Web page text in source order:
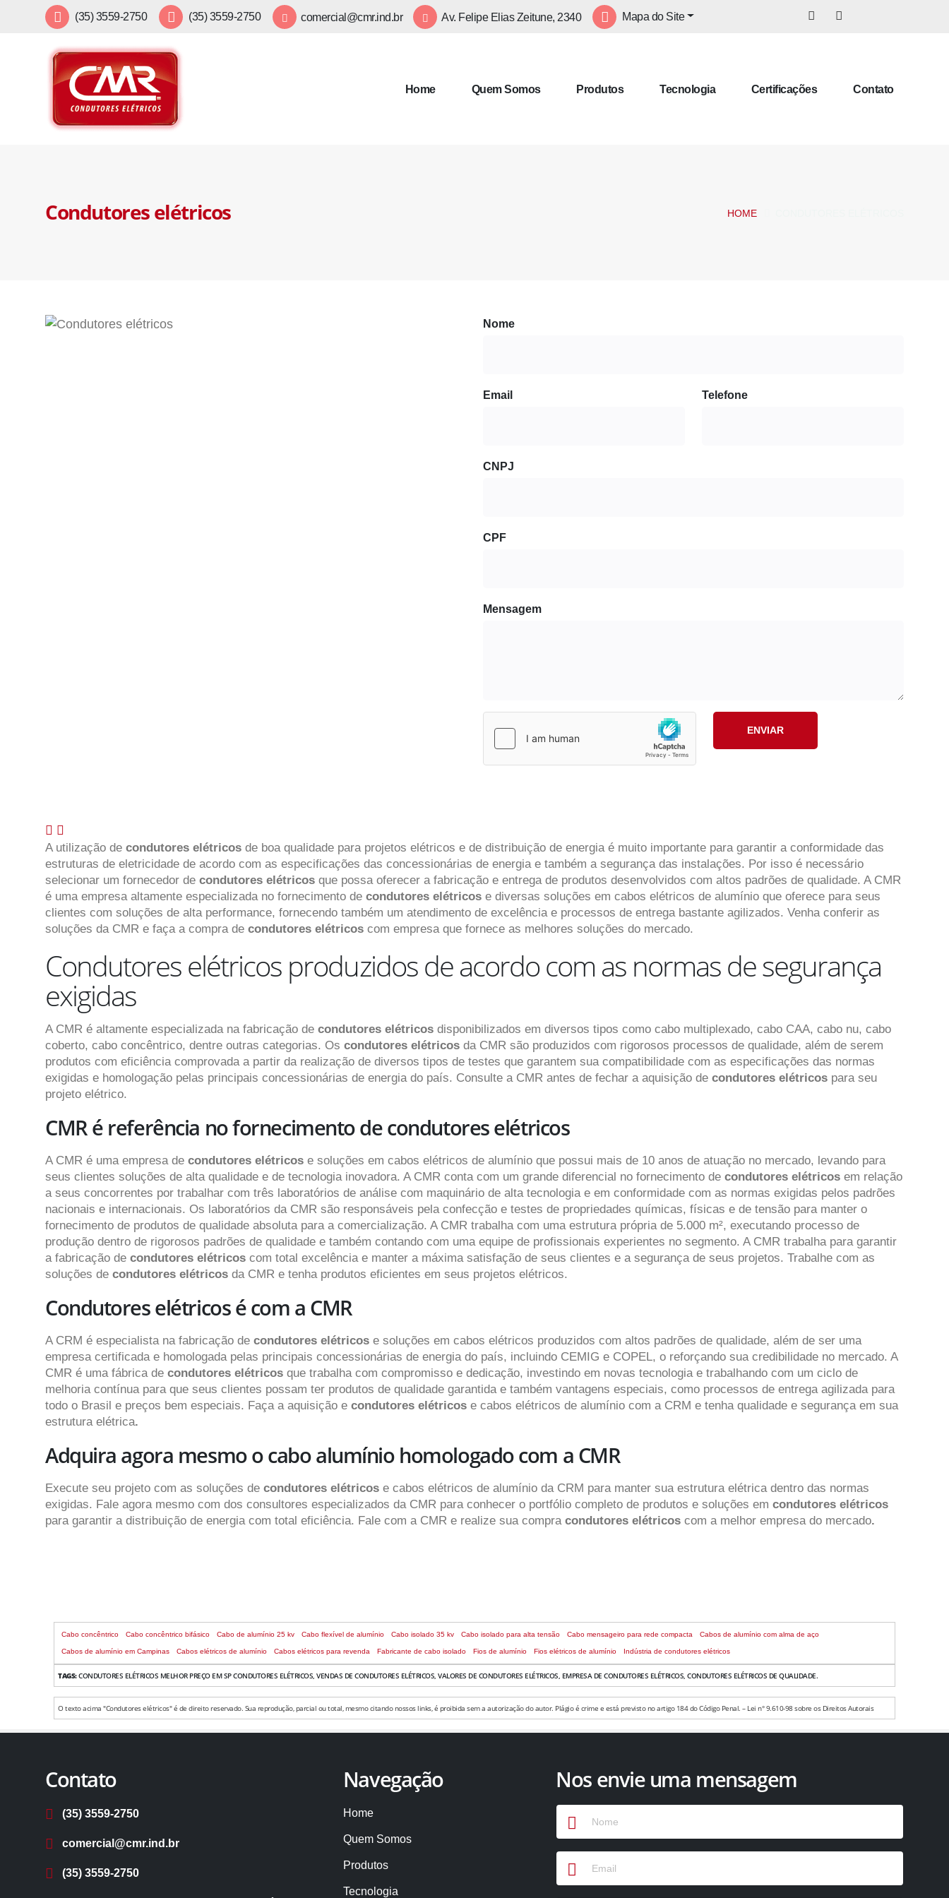
(35) 3559-2750 (35) 3559-2750 comercial@cmr.ind.br Av. Felipe Elias Zeitune, 2340 Mapa do Site
Home Quem Somos Produtos Tecnologia Certificações Contato
Condutores elétricos HOME
Nome
Email Telefone
CNPJ
CPF
Mensagem
A utilização de condutores elétricos de boa qualidade para projetos elétricos e de distribuição de energia é muito importante para garantir a conformidade das
estruturas de eletricidade de acordo com as especificações das concessionárias de energia e também a segurança das instalações. Por isso é necessário
selecionar um fornecedor de condutores elétricos que possa oferecer a fabricação e entrega de produtos desenvolvidos com altos padrões de qualidade. A CMR
é uma empresa altamente especializada no fornecimento de condutores elétricos e diversas soluções em cabos elétricos de alumínio que oferece para seus
clientes com soluções de alta performance, fornecendo também um atendimento de excelência e processos de entrega bastante agilizados. Venha conferir as
soluções da CMR e faça a compra de condutores elétricos com empresa que fornece as melhores soluções do mercado.
Condutores elétricos produzidos de acordo com as normas de segurança
exigidas
A CMR é altamente especializada na fabricação de condutores elétricos disponibilizados em diversos tipos como cabo multiplexado, cabo CAA, cabo nu, cabo
coberto, cabo concêntrico, dentre outras categorias. Os condutores elétricos da CMR são produzidos com rigorosos processos de qualidade, além de serem
produtos com eficiência comprovada a partir da realização de diversos tipos de testes que garantem sua compatibilidade com as especificações das normas
exigidas e homologação pelas principais concessionárias de energia do país. Consulte a CMR antes de fechar a aquisição de condutores elétricos para seu
projeto elétrico.
CMR é referência no fornecimento de condutores elétricos
A CMR é uma empresa de condutores elétricos e soluções em cabos elétricos de alumínio que possui mais de 10 anos de atuação no mercado, levando para
seus clientes soluções de alta qualidade e de tecnologia inovadora. A CMR conta com um grande diferencial no fornecimento de condutores elétricos em relação
a seus concorrentes por trabalhar com três laboratórios de análise com maquinário de alta tecnologia e em conformidade com as normas exigidas pelos padrões
nacionais e internacionais. Os laboratórios da CMR são responsáveis pela confecção e testes de propriedades químicas, físicas e de tensão para manter o
fornecimento de produtos de qualidade absoluta para a comercialização. A CMR trabalha com uma estrutura própria de 5.000 m², executando processo de
produção dentro de rigorosos padrões de qualidade e também contando com uma equipe de profissionais experientes no segmento. A CMR trabalha para garantir
a fabricação de condutores elétricos com total excelência e manter a máxima satisfação de seus clientes e a segurança de seus projetos. Trabalhe com as
soluções de condutores elétricos da CMR e tenha produtos eficientes em seus projetos elétricos.
Condutores elétricos é com a CMR
A CRM é especialista na fabricação de condutores elétricos e soluções em cabos elétricos produzidos com altos padrões de qualidade, além de ser uma
empresa certificada e homologada pelas principais concessionárias de energia do país, incluindo CEMIG e COPEL, o reforçando sua credibilidade no mercado. A
CMR é uma fábrica de condutores elétricos que trabalha com compromisso e dedicação, investindo em novas tecnologia e trabalhando com um ciclo de
melhoria contínua para que seus clientes possam ter produtos de qualidade garantida e também vantagens especiais, como processos de entrega agilizada para
todo o Brasil e preços bem especiais. Faça a aquisição e condutores elétricos e cabos elétricos de alumínio com a CRM e tenha qualidade e segurança em sua
estrutura elétrica.
Adquira agora mesmo o cabo alumínio homologado com a CMR
Execute seu projeto com as soluções de condutores elétricos e cabos elétricos de alumínio da CRM para manter sua estrutura elétrica dentro das normas
exigidas. Fale agora mesmo com dos consultores especializados da CMR para conhecer o portfólio completo de produtos e soluções em condutores elétricos
para garantir a distribuição de energia com total eficiência. Fale com a CMR e realize sua compra condutores elétricos com a melhor empresa do mercado.
Cabo concêntrico Cabo concêntrico bifásico Cabo de alumínio 25 kv Cabo flexível de alumínio Cabo isolado 35 kv Cabo isolado para alta tensão Cabo mensageiro para rede compacta Cabos de alumínio com alma de aço
Cabos de alumínio em Campinas Cabos elétricos de alumínio Cabos elétricos para revenda Fabricante de cabo isolado Fios de alumínio Fios elétricos de alumínio Indústria de condutores elétricos
TAGS:CONDUTORES ELÉTRICOS MELHOR PREÇO EM SP CONDUTORES ELÉTRICOS, VENDAS DE CONDUTORES ELÉTRICOS, VALORES DE CONDUTORES ELÉTRICOS, EMPRESA DE CONDUTORES ELÉTRICOS, CONDUTORES ELÉTRICOS DE QUALIDADE.
O texto acima "Condutores elétricos" é de direito reservado. Sua reprodução, parcial ou total, mesmo citando nossos links, é proibida sem a autorização do autor. Plágio é crime e está previsto no artigo 184 do Código Penal. – Lei n° 9.610-98 sobre os Direitos Autorais
Contato
(35) 3559-2750
comercial@cmr.ind.br
(35) 3559-2750
Navegação
Home
Quem Somos
Produtos
Tecnologia
Nos envie uma mensagem